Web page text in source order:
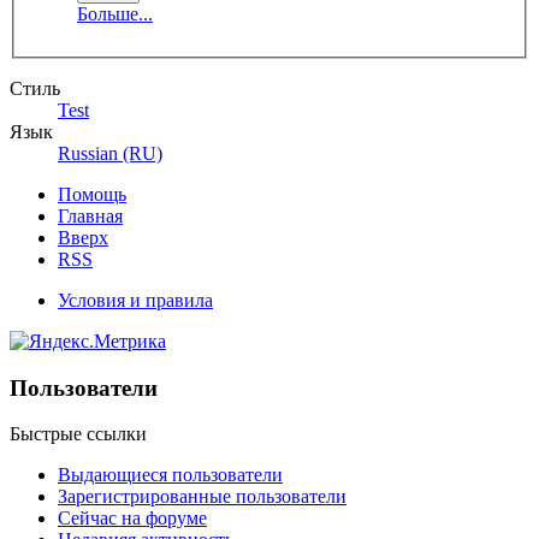
разные типы логики.
развития женщин Гиллиган
универсаль-
иерархическими? Потому что каждая
высокую способ-
все иерархии плохи, и Гиллиган
вает почему.)
Итак, интегрированная стадия, или
стадия 4, – что это такое? Согласно
Гиллиган, на
Больше...
Стиль
Test
Язык
Russian (RU)
Помощь
Главная
Вверх
RSS
Условия и правила
Пользователи
Быстрые ссылки
Выдающиеся пользователи
Зарегистрированные пользователи
Сейчас на форуме